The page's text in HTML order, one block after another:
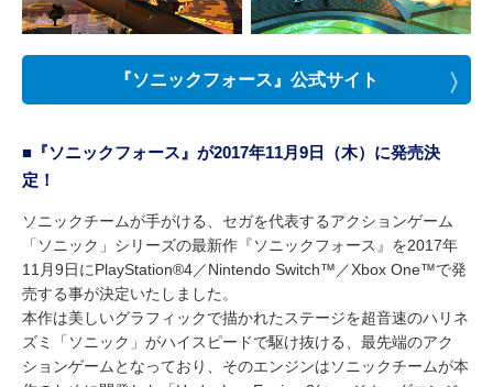
『ソニックフォース』公式サイト
■『ソニックフォース』が2017年11月9日（木）に発売決
定！
ソニックチームが手がける、セガを代表するアクションゲーム
「ソニック」シリーズの最新作『ソニックフォース』を2017年
11月9日にPlayStation®4／Nintendo Switch™／Xbox One™で発
売する事が決定いたしました。
本作は美しいグラフィックで描かれたステージを超音速のハリネ
ズミ「ソニック」がハイスピードで駆け抜ける、最先端のアク
ションゲームとなっており、そのエンジンはソニックチームが本